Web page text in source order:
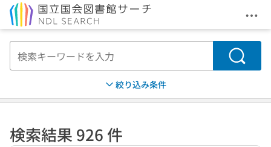
メ
検索
絞り込み条件
検索結果 926 件